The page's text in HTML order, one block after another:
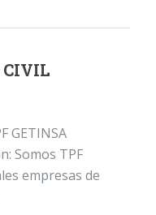
CIVIL
GETINSA
Somos TPF
empresas de